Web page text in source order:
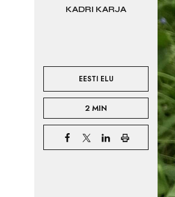
KADRI KARJA
EESTI ELU
2 MIN